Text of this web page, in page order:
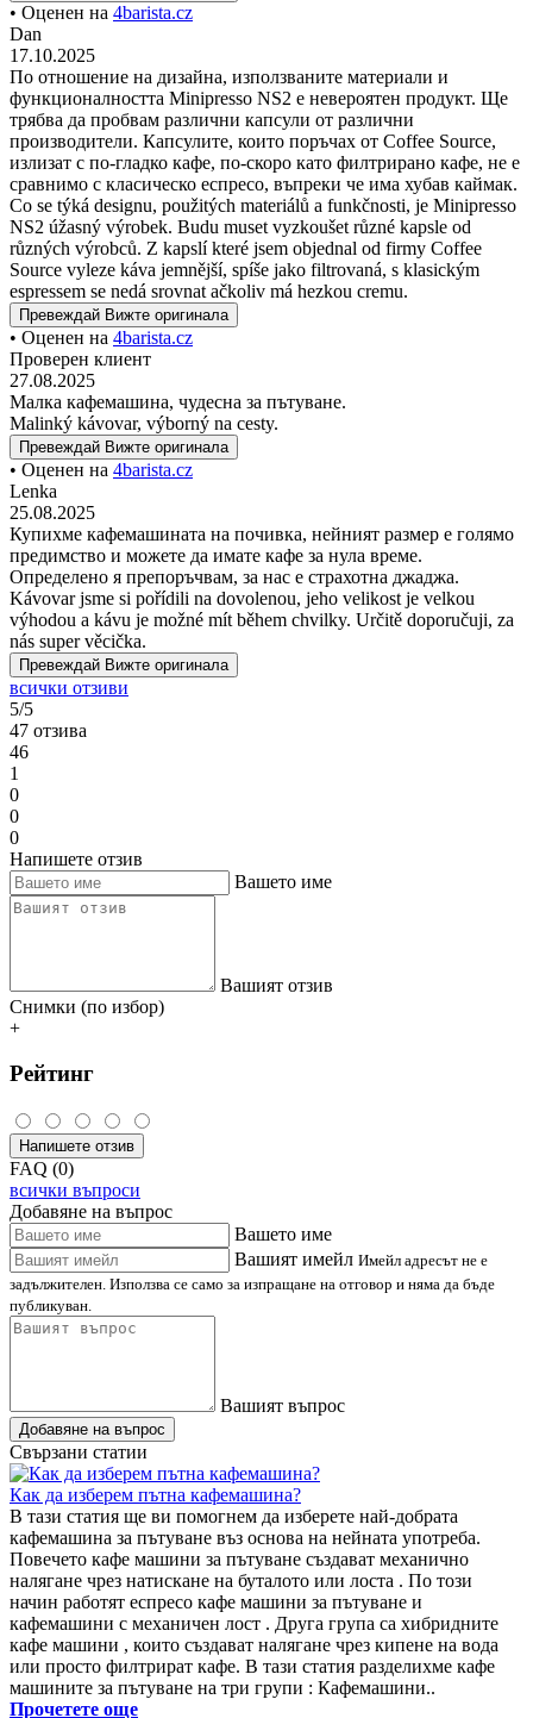
• Оценен на 4barista.cz
Dan
17.10.2025
По отношение на дизайна, използваните материали и
функционалността Minipresso NS2 е невероятен продукт. Ще
трябва да пробвам различни капсули от различни
производители. Капсулите, които поръчах от Coffee Source,
излизат с по-гладко кафе, по-скоро като филтрирано кафе, не е
сравнимо с класическо еспресо, въпреки че има хубав каймак.
Co se týká designu, použitých materiálů a funkčnosti, je Minipresso
NS2 úžasný výrobek. Budu muset vyzkoušet různé kapsle od
různých výrobců. Z kapslí které jsem objednal od firmy Coffee
Source vyleze káva jemnější, spíše jako filtrovaná, s klasickým
espressem se nedá srovnat ačkoliv má hezkou cremu.
Превеждай Вижте оригинала
• Оценен на 4barista.cz
Проверен клиент
27.08.2025
Малка кафемашина, чудесна за пътуване.
Malinký kávovar, výborný na cesty.
Превеждай Вижте оригинала
• Оценен на 4barista.cz
Lenka
25.08.2025
Купихме кафемашината на почивка, нейният размер е голямо
предимство и можете да имате кафе за нула време.
Определено я препоръчвам, за нас е страхотна джаджа.
Kávovar jsme si pořídili na dovolenou, jeho velikost je velkou
výhodou a kávu je možné mít během chvilky. Určitě doporučuji, za
nás super věcička.
Превеждай Вижте оригинала
всички отзиви
5/5
47 отзива
46
1
0
0
0
Напишете отзив
Вашето име
Вашият отзив
Снимки (по избор)
+
Рейтинг
Напишете отзив
FAQ (0)
всички въпроси
Добавяне на въпрос
Вашето име
Вашият имейл Имейл адресът не е
задължителен. Използва се само за изпращане на отговор и няма да бъде
публикуван.
Вашият въпрос
Добавяне на въпрос
Свързани статии
Как да изберем пътна кафемашина?
В тази статия ще ви помогнем да изберете най-добрата
кафемашина за пътуване въз основа на нейната употреба.
Повечето кафе машини за пътуване създават механично
налягане чрез натискане на буталото или лоста . По този
начин работят еспресо кафе машини за пътуване и
кафемашини с механичен лост . Друга група са хибридните
кафе машини , които създават налягане чрез кипене на вода
или просто филтрират кафе. В тази статия разделихме кафе
машините за пътуване на три групи : Кафемашини..
Прочетете още